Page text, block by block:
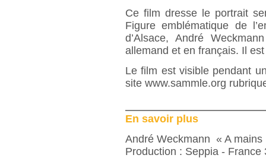
Ce film dresse le portrait
Figure emblématique de
d’Alsace, André
allemand et en français. Il est
Le film est visible pendant
site www.sammle.org
En savoir plus
André Weckmann « A mains
Production : Seppia - France